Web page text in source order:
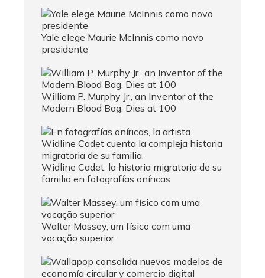
Yale elege Maurie McInnis como novo
presidente
William P. Murphy Jr., an Inventor of the
Modern Blood Bag, Dies at 100
Widline Cadet: la historia migratoria de su
familia en fotografías oníricas
Walter Massey, um físico com uma
vocação superior